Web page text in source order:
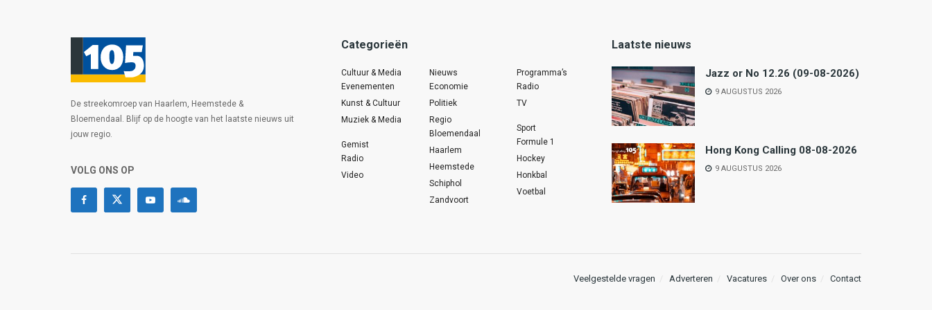
De streekomroep van Haarlem, Heemstede &
Bloemendaal. Blijf op de hoogte van het laatste nieuws uit
jouw regio.
VOLG ONS OP
Categorieën
Cultuur & Media
Evenementen
Kunst & Cultuur
Muziek & Media
Gemist
Radio
Video
Nieuws
Economie
Politiek
Regio
Bloemendaal
Haarlem
Heemstede
Schiphol
Zandvoort
Programma’s
Radio
TV
Sport
Formule 1
Hockey
Honkbal
Voetbal
Laatste nieuws
Jazz or No 12.26 (09-08-2026)
9 AUGUSTUS 2026
Hong Kong Calling 08-08-2026
9 AUGUSTUS 2026
Veelgestelde vragen Adverteren Vacatures Over ons Contact